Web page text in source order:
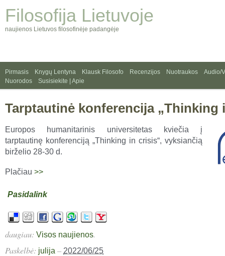
Filosofija Lietuvoje
naujienos Lietuvos filosofinėje padangėje
Pirmasis Knygų Lentyna Klausk Filosofo Recenzijos Nuotraukos
Audio/
Nuorodos
Susisiekite | Apie
Tarptautinė konferencija „Thinking
Europos humanitarinis universitetas kviečia į
tarptautinę konferenciją „Thinking in crisis“, vyksiančią
birželio 28-30 d.
Plačiau >>
Pasidalink
daugiau: Visos naujienos.
Paskelbė: julija – 2022/06/25